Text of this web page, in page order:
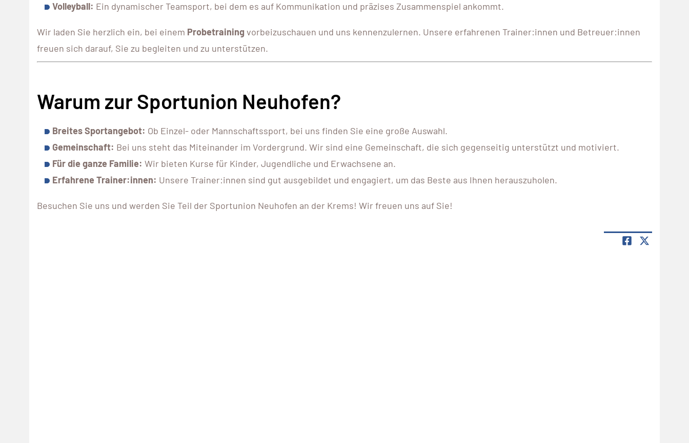
Volleyball: Ein dynamischer Teamsport, bei dem es auf Kommunikation und präzises Zusammenspiel ankommt.
Wir laden Sie herzlich ein, bei einem Probetraining vorbeizuschauen und uns kennenzulernen. Unsere erfahrenen Trainer:innen und Betreuer:innen
freuen sich darauf, Sie zu begleiten und zu unterstützen.
Warum zur Sportunion Neuhofen?
Breites Sportangebot: Ob Einzel- oder Mannschaftssport, bei uns finden Sie eine große Auswahl.
Gemeinschaft: Bei uns steht das Miteinander im Vordergrund. Wir sind eine Gemeinschaft, die sich gegenseitig unterstützt und motiviert.
Für die ganze Familie: Wir bieten Kurse für Kinder, Jugendliche und Erwachsene an.
Erfahrene Trainer:innen: Unsere Trainer:innen sind gut ausgebildet und engagiert, um das Beste aus Ihnen herauszuholen.
Besuchen Sie uns und werden Sie Teil der Sportunion Neuhofen an der Krems! Wir freuen uns auf Sie!